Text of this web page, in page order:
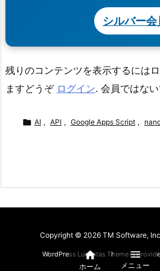
シルバー会
残りのコンテンツを表示するには
ますどうぞ ログイン. 会員ではな
 AI , API , Google Apps Script ,
Copyright © 2026 TM Software,
WordPress Luxeritas Theme is

ホーム

メニュー